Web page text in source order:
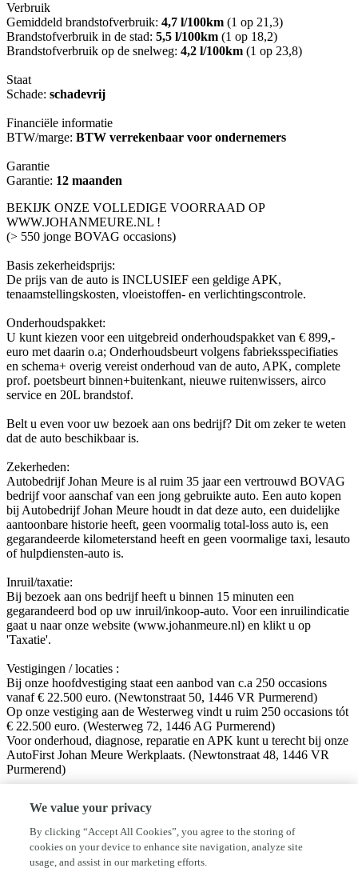
Verbruik
Gemiddeld brandstofverbruik: 4,7 l/100km (1 op 21,3)
Brandstofverbruik in de stad: 5,5 l/100km (1 op 18,2)
Brandstofverbruik op de snelweg: 4,2 l/100km (1 op 23,8)
Staat
Schade: schadevrij
Financiële informatie
BTW/marge: BTW verrekenbaar voor ondernemers
Garantie
Garantie: 12 maanden
BEKIJK ONZE VOLLEDIGE VOORRAAD OP
WWW.JOHANMEURE.NL !
(> 550 jonge BOVAG occasions)
Basis zekerheidsprijs:
De prijs van de auto is INCLUSIEF een geldige APK,
tenaamstellingskosten, vloeistoffen- en verlichtingscontrole.
Onderhoudspakket:
U kunt kiezen voor een uitgebreid onderhoudspakket van € 899,-
euro met daarin o.a; Onderhoudsbeurt volgens fabrieksspecifiaties
en schema+ overig vereist onderhoud van de auto, APK, complete
prof. poetsbeurt binnen+buitenkant, nieuwe ruitenwissers, airco
service en 20L brandstof.
Belt u even voor uw bezoek aan ons bedrijf? Dit om zeker te weten
dat de auto beschikbaar is.
Zekerheden:
Autobedrijf Johan Meure is al ruim 35 jaar een vertrouwd BOVAG
bedrijf voor aanschaf van een jong gebruikte auto. Een auto kopen
bij Autobedrijf Johan Meure houdt in dat deze auto, een duidelijke
aantoonbare historie heeft, geen voormalig total-loss auto is, een
gegarandeerde kilometerstand heeft en geen voormalige taxi, lesauto
of hulpdiensten-auto is.
Inruil/taxatie:
Bij bezoek aan ons bedrijf heeft u binnen 15 minuten een
gegarandeerd bod op uw inruil/inkoop-auto. Voor een inruilindicatie
gaat u naar onze website (www.johanmeure.nl) en klikt u op
'Taxatie'.
Vestigingen / locaties :
Bij onze hoofdvestiging staat een aanbod van c.a 250 occasions
vanaf € 22.500 euro. (Newtonstraat 50, 1446 VR Purmerend)
Op onze vestiging aan de Westerweg vindt u ruim 250 occasions tót
€ 22.500 euro. (Westerweg 72, 1446 AG Purmerend)
Voor onderhoud, diagnose, reparatie en APK kunt u terecht bij onze
AutoFirst Johan Meure Werkplaats. (Newtonstraat 48, 1446 VR
Purmerend)
Facebook: Autobedrijf Johan Meure
Instagram: @autobedrijfjohanmeure
Hoewel aan de informatie van deze website de grootst mogelijke
We value your privacy
By clicking “Accept All Cookies”, you agree to the storing of
cookies on your device to enhance site navigation, analyze site
usage, and assist in our marketing efforts.